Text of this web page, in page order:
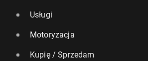
Usługi
Motoryzacja
Kupię / Sprzedam